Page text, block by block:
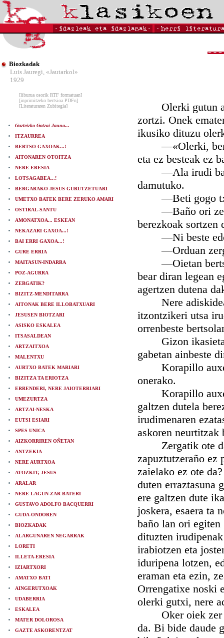
Biozkadak
Luis Jauregi, «Jautarkol»
1929
[liburua osorik RTF formatuan]
[inprimitzeko bertsioa PDFn]
[Literaturaren Zubitegia]
Gazteizko Gotzai Jauna...
ITZAURREA
BERTSO GAXOAK...!
AITONAREN OTOITZA
NERE ERESIA
LOTSAGABEA...!
BERGARAKO JESUS GURUTZETUARI
UMETXO BATEK BERE ZERUKO AMARI
OSTIRAL-SANTU
AMONATXOA... ESKEAN
NEKAZARI GAXOA...!
BAI ERRI GAXOA...!
GURE ERRIA
MAITASUN-INDARRA
POZ-AGURRA
ZERGATIK?
BIZITZ-MENDITARRA
AITONAK BERE ILLOBATXUARI
JESUSEN BIOTZARI
ASISKO ESKALEA
ITSASALDEAN
ARTZAITXOA
MALENTXU
AURTXO BATEK MARIARI
BIZITZA TA ERIOTZA
ERRENDERI, NERE JAIOTERRIARI
UMEZURTZA
ARTZAI-NESKA
EUTSI ESIARI
SPES UNICA
AIZKORRIREN OÑETAN
ANTZEKIA
NERE AURTXOA
ATOZKIT, JESUS
ARALAR
NERE LAGUN-ZAR BATERI
GUSTAVO ADOLFO BACQUERRI
GUDA-ONDOREN
BIOZKADAK
ALARGUNAREN NEGARRAK
LORETI
ILLETA-ERESIA
IZIARTXORI
AMATXO BATI
AINGERUTXOAK
UDABERRIA
ESKALEA
MATER DOLOROSA
GAZTE ASKORENTZAT
Olerki gutun au
zortzi. Onek
ikusiko dituzu
—«Olerki, bertso
eta ez besteak ez
—Ala irudi
damutuko.
—Beti gogo
—Baño ori
berezkoak sortzen
—Ni beste
—Orduan
—Oietan bertso
bear diran legean
agertzen dutena
Nere
itzontzikeri utsa
orrenbeste
Gizon ikasietan
gabetan ainbeste
Korapillo auxe
onerako.
Korapillo auxe
galtzen dutela
irudimenaren
askoren neurtitzak
Zergatik ote da
zapuztutzeraño ez
zaielako ez ote
duten erraztasuna
ere galtzen dute
joskera, esaera ta
baño lan ori
dituzten
irabiotzen eta
iduripena lotzen,
eraman eta ezin,
Orrengatixe noski
olerki gutxi, nere
Oker oiek zer
da. Bi bide daude